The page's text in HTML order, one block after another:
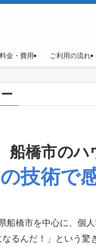
料金・費用 ご利用の流れ
船橋市のハ
技術で
船橋市を中心に、個
なるんだ！」という